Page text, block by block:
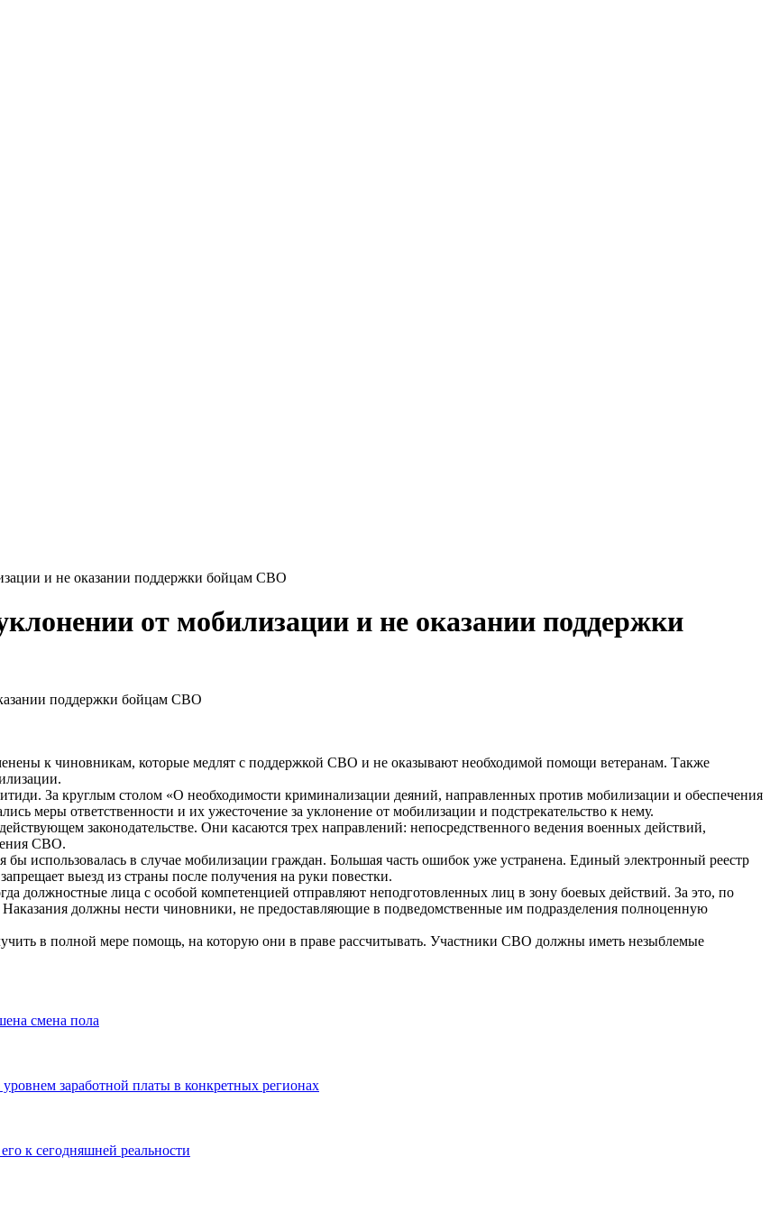
и не оказании поддержки бойцам СВО
от мобилизации и не оказании поддержки
к чиновникам, которые медлят с поддержкой СВО и не оказывают необходимой помощи ветеранам. Также
За круглым столом «О необходимости криминализации деяний, направленных против мобилизации и обеспечения
меры ответственности и их ужесточение за уклонение от мобилизации и подстрекательство к нему.
законодательстве. Они касаются трех направлений: непосредственного ведения военных действий,
СВО.
использовалась в случае мобилизации граждан. Большая часть ошибок уже устранена. Единый электронный реестр
выезд из страны после получения на руки повестки.
должностные лица с особой компетенцией отправляют неподготовленных лиц в зону боевых действий. За это, по
Наказания должны нести чиновники, не предоставляющие в подведомственные им подразделения полноценную
в полной мере помощь, на которую они в праве рассчитывать. Участники СВО должны иметь незыблемые
смена пола
заработной платы в конкретных регионах
к сегодняшней реальности